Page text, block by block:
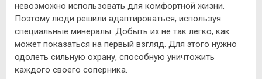
невозможно использовать для комфортной жизни.
Поэтому люди решили адаптироваться, используя
специальные минералы. Добыть их не так легко, как
может показаться на первый взгляд. Для этого нужно
одолеть сильную охрану, способную уничтожить
каждого своего соперника.